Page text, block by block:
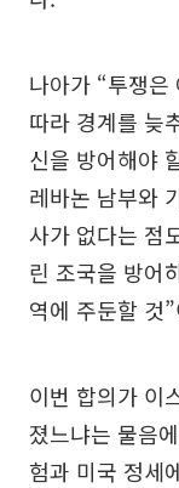
나아가 “투쟁은
따라 경계를 늦
신을 방어해야
레바논 남부와
사가 없다는 점
린 조국을 방어
역에 주둔할 것
이번 합의가 이
졌느냐는 물음
험과 미국 정세